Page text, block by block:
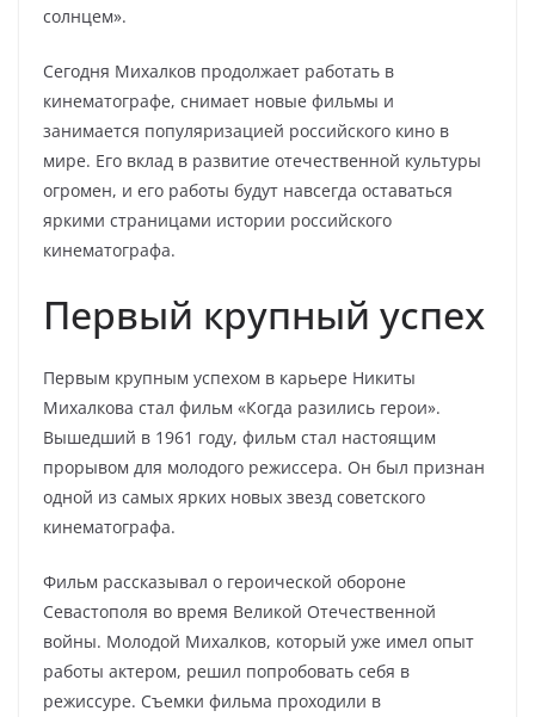
солнцем».
Сегодня Михалков продолжает работать в
кинематографе, снимает новые фильмы и
занимается популяризацией российского кино в
мире. Его вклад в развитие отечественной культуры
огромен, и его работы будут навсегда оставаться
яркими страницами истории российского
кинематографа.
Первый крупный успех
Первым крупным успехом в карьере Никиты
Михалкова стал фильм «Когда разились герои».
Вышедший в 1961 году, фильм стал настоящим
прорывом для молодого режиссера. Он был признан
одной из самых ярких новых звезд советского
кинематографа.
Фильм рассказывал о героической обороне
Севастополя во время Великой Отечественной
войны. Молодой Михалков, который уже имел опыт
работы актером, решил попробовать себя в
режиссуре. Съемки фильма проходили в